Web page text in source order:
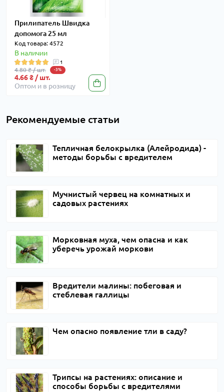
Прилипатель Швидка
допомога 25 мл
Код товара: 4572
В наличии
1
4.80 ₴ / шт. -3%
4.66 ₴ / шт.
Оптом и в розницу
Рекомендуемые статьи
Тепличная белокрылка (Алейродида) -
методы борьбы с вредителем
Мучнистый червец на комнатных и
садовых растениях
Морковная муха, чем опасна и как
уберечь урожай моркови
Вредители малины: побеговая и
стеблевая галлицы
Чем опасно появление тли в саду?
Трипсы на растениях: описание и
способы борьбы с вредителями